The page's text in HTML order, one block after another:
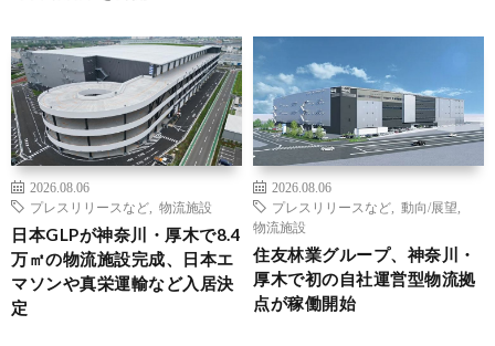
2026.08.06
プレスリリースなど
物流施設
日本GLPが神奈川・厚木で8.4
万㎡の物流施設完成、日本エ
マソンや真栄運輸など入居決
定
2026.08.06
プレスリリースなど
動向/展望
物流施設
住友林業グループ、神奈川・
厚木で初の自社運営型物流拠
点が稼働開始